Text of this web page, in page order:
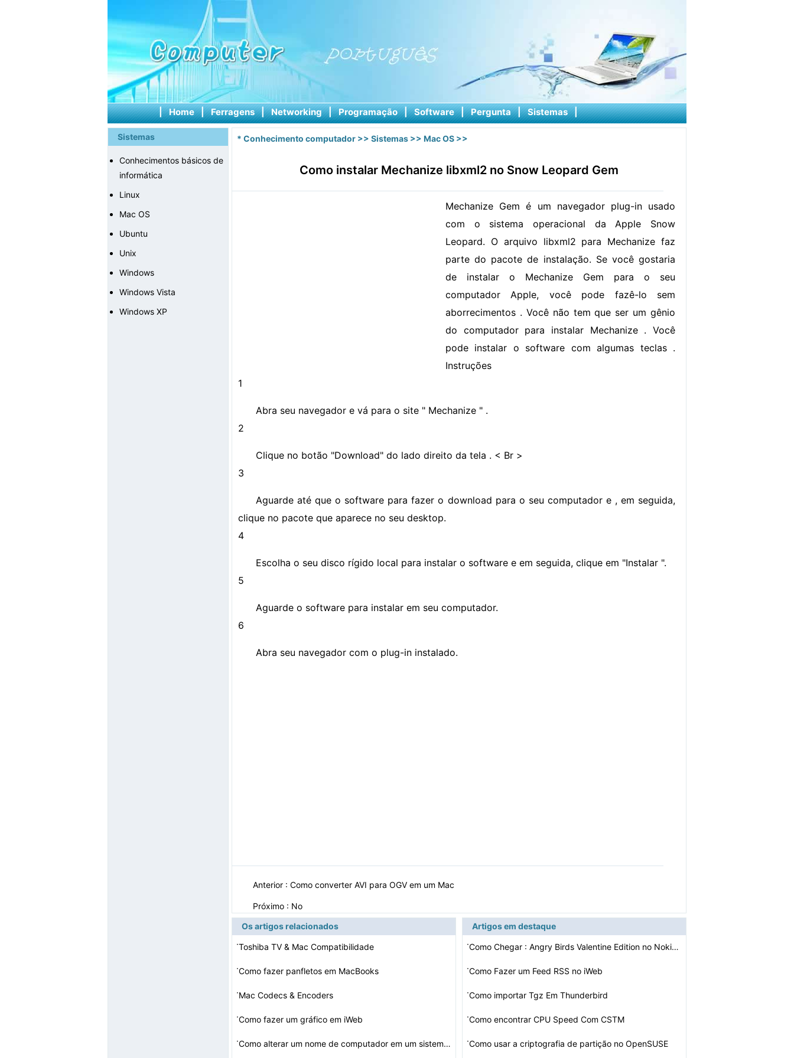
| Home | Ferragens | Networking | Programação | Software | Pergunta | Sistemas |
Sistemas
Conhecimentos básicos de
informática
Linux
Mac OS
Ubuntu
Unix
Windows
Windows Vista
Windows XP
* Conhecimento computador >> Sistemas >> Mac OS >>
Como instalar Mechanize libxml2 no Snow Leopard Gem
Mechanize Gem é um navegador plug-in usado
com o sistema operacional da Apple Snow
Leopard. O arquivo libxml2 para Mechanize faz
parte do pacote de instalação. Se você gostaria
de instalar o Mechanize Gem para o seu
computador Apple, você pode fazê-lo sem
aborrecimentos . Você não tem que ser um gênio
do computador para instalar Mechanize . Você
pode instalar o software com algumas teclas .
Instruções
1
Abra seu navegador e vá para o site " Mechanize " .
2
Clique no botão "Download" do lado direito da tela . < Br >
3
Aguarde até que o software para fazer o download para o seu computador e , em seguida,
clique no pacote que aparece no seu desktop.
4
Escolha o seu disco rígido local para instalar o software e em seguida, clique em "Instalar ".
5
Aguarde o software para instalar em seu computador.
6
Abra seu navegador com o plug-in instalado.
Anterior : Como converter AVI para OGV em um Mac
Próximo : No
Os artigos relacionados
·Toshiba TV & Mac Compatibilidade
·Como fazer panfletos em MacBooks
·Mac Codecs & Encoders
·Como fazer um gráfico em iWeb
· Como alterar um nome de computador em um sistema operac…
Artigos em destaque
·
Como Chegar : Angry Birds Valentine Edition no Nokia N8…
·Como Fazer um Feed RSS no iWeb
·Como importar Tgz Em Thunderbird
·Como encontrar CPU Speed ​​Com CSTM
·Como usar a criptografia de partição no OpenSUSE